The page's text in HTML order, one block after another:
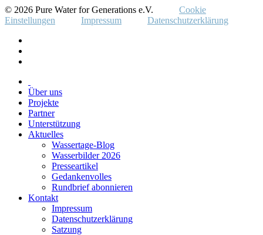
© 2026 Pure Water for Generations e.V.
Cookie
Einstellungen
Impressum Datenschutzerklärung
Über uns
Projekte
Partner
Unterstützung
Aktuelles
Wassertage-Blog
Wasserbilder 2026
Presseartikel
Gedankenvolles
Rundbrief abonnieren
Kontakt
Impressum
Datenschutzerklärung
Satzung